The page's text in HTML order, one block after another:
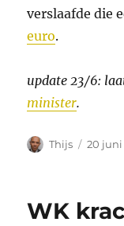
verslaafde die
euro.
update 23/6:
minister.
Auteur
Thijs 20
WK